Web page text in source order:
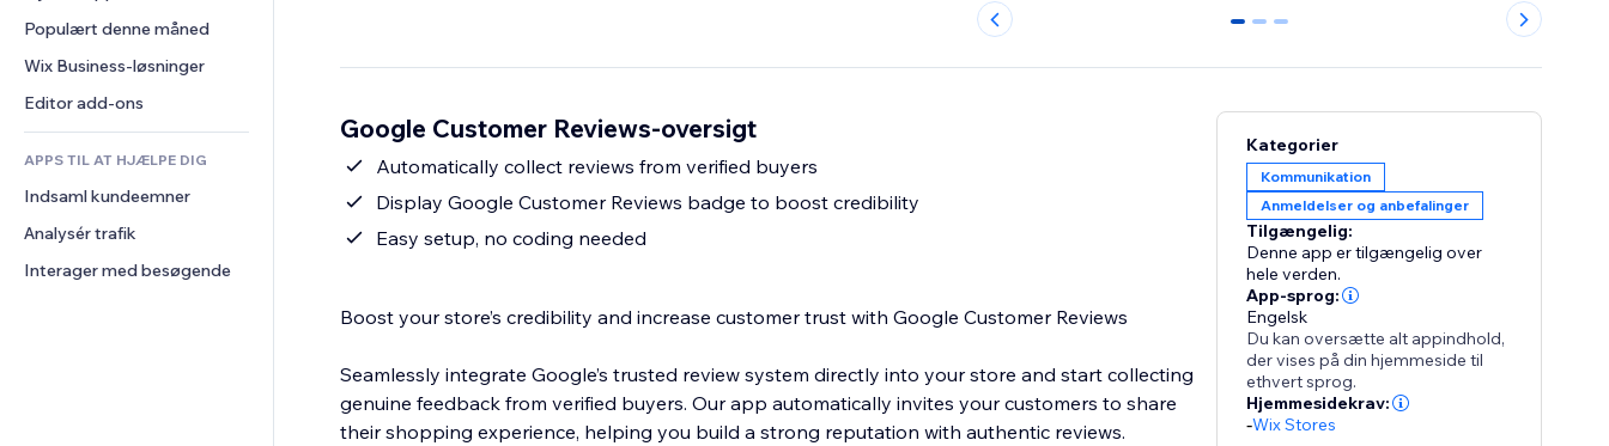
Fildeling
Nyheder
Knapper og menuer
Bannere og badges
Lommeregnere
Søg
Vejr
Diagrammer og tabeller
Kommentarer
Telefon
Fællesskab
Anmeldelser og anbefalinger
CRM
Populært denne måned
Wix Business-løsninger
Editor add-ons
APPS TIL AT HJÆLPE DIG
Indsaml kundeemner
Analysér trafik
Interager med besøgende
0 1 2
Google Customer Reviews-oversigt
Automatically collect reviews from verified buyers
Display Google Customer Reviews badge to boost credibility
Easy setup, no coding needed
Boost your store’s credibility and increase customer trust with Google Customer Reviews
Seamlessly integrate Google’s trusted review system directly into your store and start collecting
genuine feedback from verified buyers. Our app automatically invites your customers to share
their shopping experience, helping you build a strong reputation with authentic reviews.
Kategorier
Kommunikation
Anmeldelser og anbefalinger
Tilgængelig:
Denne app er tilgængelig over
hele verden.
App-sprog:
Engelsk
Du kan oversætte alt appindhold,
der vises på din hjemmeside til
ethvert sprog.
Hjemmesidekrav:
-Wix Stores